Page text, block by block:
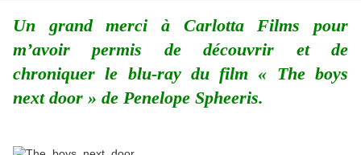
Un grand merci à Carlotta Films pour
m’avoir permis de découvrir et de
chroniquer le blu-ray du film « The boys
next door » de Penelope Spheeris.